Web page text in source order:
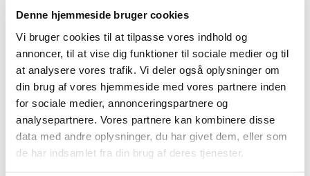
Denne hjemmeside bruger cookies
Vi bruger cookies til at tilpasse vores indhold og
annoncer, til at vise dig funktioner til sociale medier og til
at analysere vores trafik. Vi deler også oplysninger om
din brug af vores hjemmeside med vores partnere inden
for sociale medier, annonceringspartnere og
analysepartnere. Vores partnere kan kombinere disse
data med andre oplysninger, du har givet dem, eller som
de har indsamlet fra din brug af deres tjenester.
Hvis man ikke får en mail om at man skal godkende
sin kommende ægtefælles navneændring. så kan
man logge ind på borger.dk under navneændring
ved vielse - så kan man godkende når man er logget
ind der.
Velsignelse
Kirkelig velsignelse af et borgerligt indgået
ægteskab kan ske i kirken i det sogn, hvor man bor,
eller har tilknytning til. Henvendelse herom rettes